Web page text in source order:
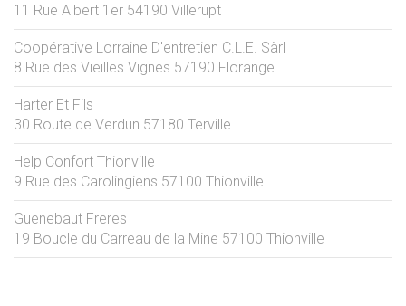
11 Rue Albert 1er 54190 Villerupt
Coopérative Lorraine D'entretien C.L.E. Sàrl
8 Rue des Vieilles Vignes 57190 Florange
Harter Et Fils
30 Route de Verdun 57180 Terville
Help Confort Thionville
9 Rue des Carolingiens 57100 Thionville
Guenebaut Freres
19 Boucle du Carreau de la Mine 57100 Thionville